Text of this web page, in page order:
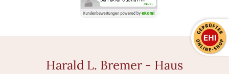
Harald L. Bremer - Haus